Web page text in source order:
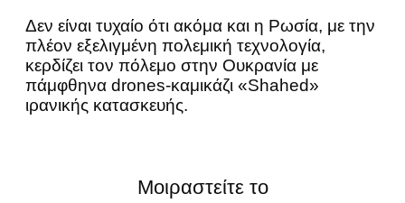
Δεν είναι τυχαίο ότι ακόμα και η Ρωσία, με την
πλέον εξελιγμένη πολεμική τεχνολογία,
κερδίζει τον πόλεμο στην Ουκρανία με
πάμφθηνα drones-καμικάζι «Shahed»
ιρανικής κατασκευής.
Μοιραστείτε το